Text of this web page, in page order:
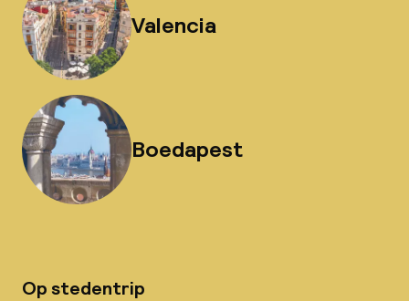
Valencia
Boedapest
Op stedentrip